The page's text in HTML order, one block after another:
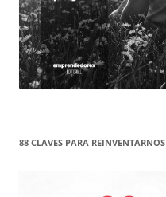
88 CLAVES PARA